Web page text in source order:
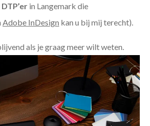
DTP’er in Langemark die
Adobe InDesign kan u bij mij terecht).
als je graag meer wilt weten.